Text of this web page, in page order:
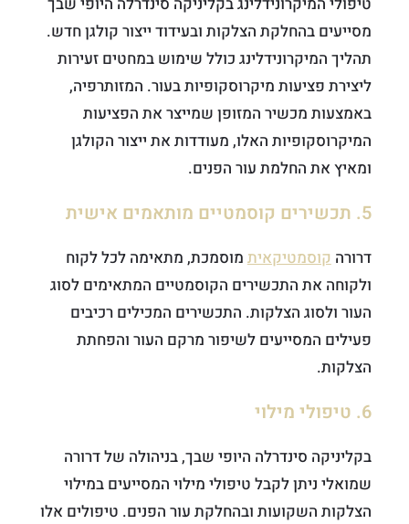
מסייעים בהחלקת הצלקות ובעידוד ייצור קולגן חדש.
תהליך המיקרונידלינג כולל שימוש במחטים זעירות
ליצירת פציעות מיקרוסקופיות בעור. המזותרפיה,
באמצעות מכשיר המזופן שמייצר את הפציעות
המיקרוסקופיות האלו, מעודדות את ייצור הקולגן
ומאיץ את החלמת עור הפנים.
5. תכשירים קוסמטיים מותאמים אישית
דרורה קוסמטיקאית מוסמכת, מתאימה לכל לקוח
ולקוחה את התכשירים הקוסמטיים המתאימים לסוג
העור ולסוג הצלקות. התכשירים המכילים רכיבים
פעילים המסייעים לשיפור מרקם העור והפחתת
הצלקות.
6. טיפולי מילוי
בקליניקה סינדרלה היופי שבך, בניהולה של דרורה
שמואלי ניתן לקבל טיפולי מילוי המסייעים במילוי
הצלקות השקועות ובהחלקת עור הפנים. טיפולים אלו